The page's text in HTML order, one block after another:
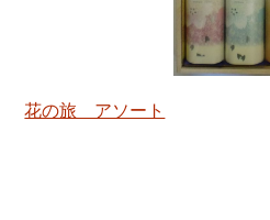
花の旅 アソート